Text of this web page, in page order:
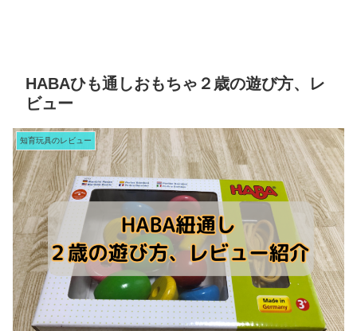
HABAひも通しおもちゃ２歳の遊び方、レ
ビュー
知育玩具のレビュー